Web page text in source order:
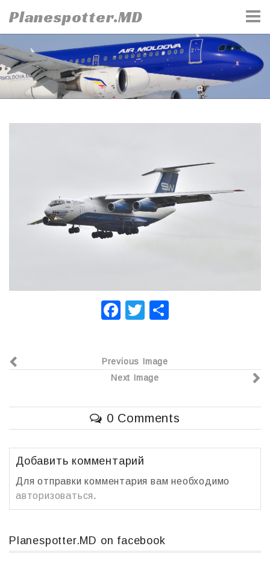
to
content
Planespotter.MD
F
e
b
o
o
k
T
er р
в
и
т
Previous Image
Next Image
0 Comments
Добавить комментарий
Для отправки комментария вам необходимо
авторизоваться.
Planespotter.MD on facebook